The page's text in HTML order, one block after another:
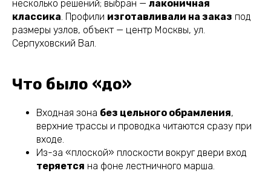
несколько решений; выбран — лаконичная
классика. Профили изготавливали на заказ под
размеры узлов, объект — центр Москвы, ул.
Серпуховский Вал.
Что было «до»
Входная зона без цельного обрамления,
верхние трассы и проводка читаются сразу при
входе.
Из-за «плоской» плоскости вокруг двери вход
теряется на фоне лестничного марша.